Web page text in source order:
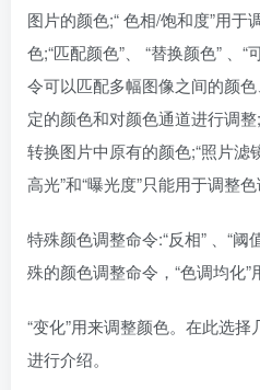
图片的颜色;“ 色相/饱和度”用于
色;“匹配颜色”、 “替换颜色” 、“
令可以匹配多幅图像之间的颜
定的颜色和对颜色通道进行调
转换图片中原有的颜色;“照片滤
高光”和“曝光度”只能用于调整色
特殊颜色调整命令:“反相” 、“阈
殊的颜色调整命令，“色调均化”
“变化”用来调整颜色。在此选
进行介绍。